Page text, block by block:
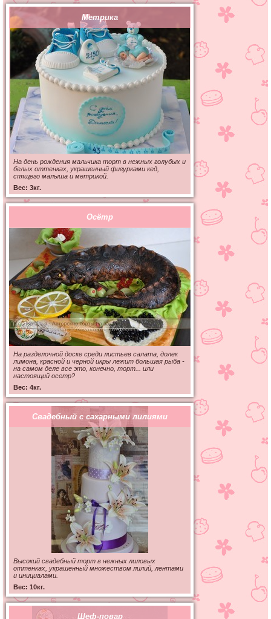
Метрика
На день рождения мальчика торт в нежных голубых и
белых оттенках, украшенный фигурками кед,
спящего малыша и метрикой.
Вес: 3кг.
Осётр
На разделочной доске среди листьев салата, долек
лимона, красной и черной икры лежит большая рыба -
на самом деле все это, конечно, торт... или
настоящий осетр?
Вес: 4кг.
Свадебный с сахарными лилиями
Высокий свадебный торт в нежных лиловых
оттенках, украшенный множеством лилий, лентами
и инициалами.
Вес: 10кг.
Шеф-повар